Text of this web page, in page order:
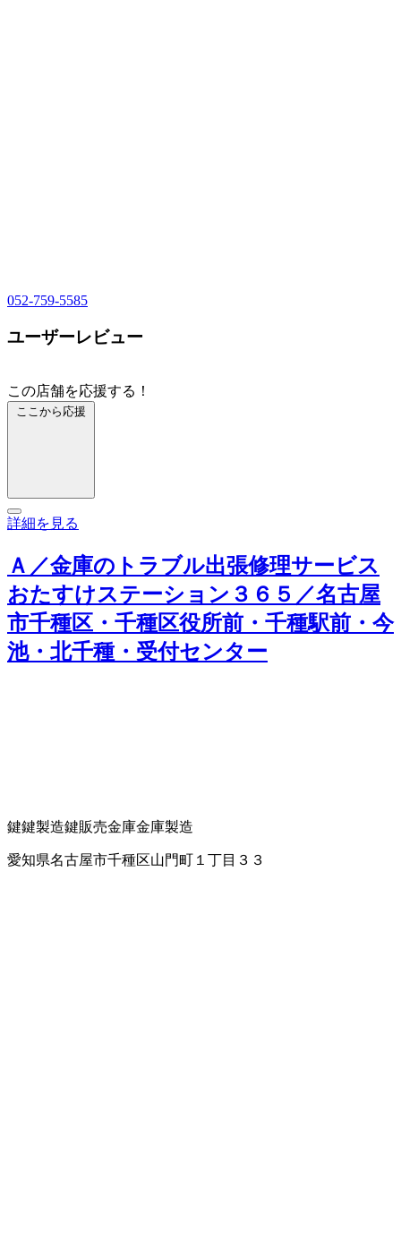
052-759-5585
ユーザーレビュー
この店舗を応援する！
ここから応援
詳細を見る
Ａ／金庫のトラブル出張修理サービス
おたすけステーション３６５／名古屋
市千種区・千種区役所前・千種駅前・今
池・北千種・受付センター
鍵鍵製造鍵販売金庫金庫製造
愛知県名古屋市千種区山門町１丁目３３